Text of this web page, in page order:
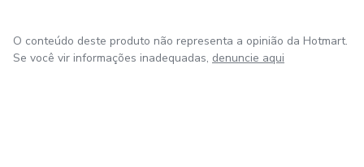
O conteúdo deste produto não representa a opinião da Hotmart.
Se você vir informações inadequadas, denuncie aqui